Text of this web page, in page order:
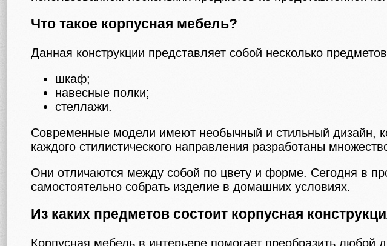
Что такое корпусная мебель?
Данная конструкции представляет собой несколько
шкаф;
навесные полки;
стеллажи.
Современные модели имеют необычный и стильный дизайн,
каждого стилистического направления разработаны
Они отличаются между собой по цвету и форме. Сегодня в
самостоятельно собрать изделие в домашних условиях.
Из каких предметов состоит корпусная
Корпусная мебель в интерьере помогает преобразить любой